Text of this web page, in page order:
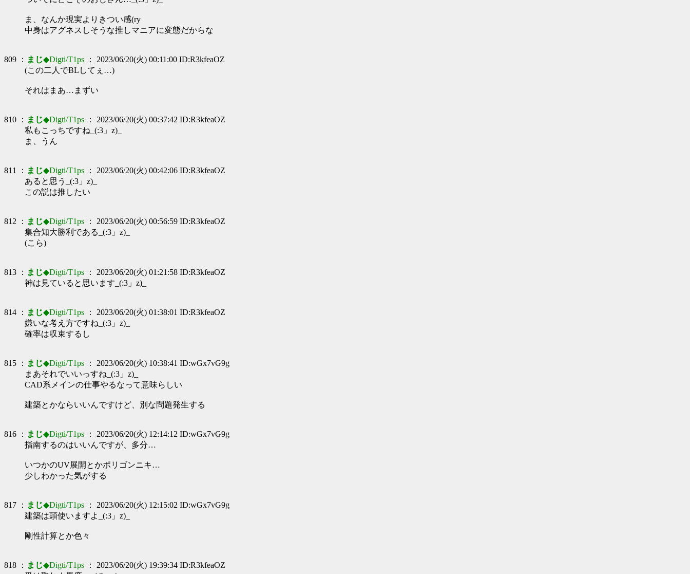
ま、なんか現実よりきつい感(ry
中身はアグネスしそうな推しマニアに変態だからな
809 ： まじ◆Digti/T1ps ： 2023/06/20(火) 00:11:00 ID:R3kfeaOZ
(この二人でBLしてぇ…)
それはまあ…まずい
810 ： まじ◆Digti/T1ps ： 2023/06/20(火) 00:37:42 ID:R3kfeaOZ
私もこっちですね_(:3」z)_
ま、うん
811 ： まじ◆Digti/T1ps ： 2023/06/20(火) 00:42:06 ID:R3kfeaOZ
あると思う_(:3」z)_
この説は推したい
812 ： まじ◆Digti/T1ps ： 2023/06/20(火) 00:56:59 ID:R3kfeaOZ
集合知大勝利である_(:3」z)_
(こら)
813 ： まじ◆Digti/T1ps ： 2023/06/20(火) 01:21:58 ID:R3kfeaOZ
神は見ていると思います_(:3」z)_
814 ： まじ◆Digti/T1ps ： 2023/06/20(火) 01:38:01 ID:R3kfeaOZ
嫌いな考え方ですね_(:3」z)_
確率は収束するし
815 ： まじ◆Digti/T1ps ： 2023/06/20(火) 10:38:41 ID:wGx7vG9g
まあそれでいいっすね_(:3」z)_
CAD系メインの仕事やるなって意味らしい
建築とかならいいんですけど、別な問題発生する
816 ： まじ◆Digti/T1ps ： 2023/06/20(火) 12:14:12 ID:wGx7vG9g
指南するのはいいんですが、多分…
いつかのUV展開とかポリゴンニキ…
少しわかった気がする
817 ： まじ◆Digti/T1ps ： 2023/06/20(火) 12:15:02 ID:wGx7vG9g
建築は頭使いますよ_(:3」z)_
剛性計算とか色々
818 ： まじ◆Digti/T1ps ： 2023/06/20(火) 19:39:34 ID:R3kfeaOZ